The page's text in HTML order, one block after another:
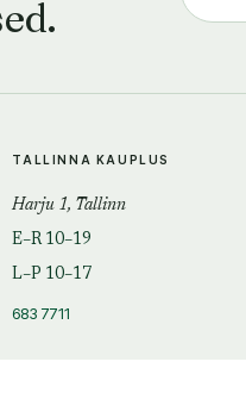
TALLINNA KAUPLUS
Harju 1, Tallinn
E–R 10–19
L–P 10–17
683 7711